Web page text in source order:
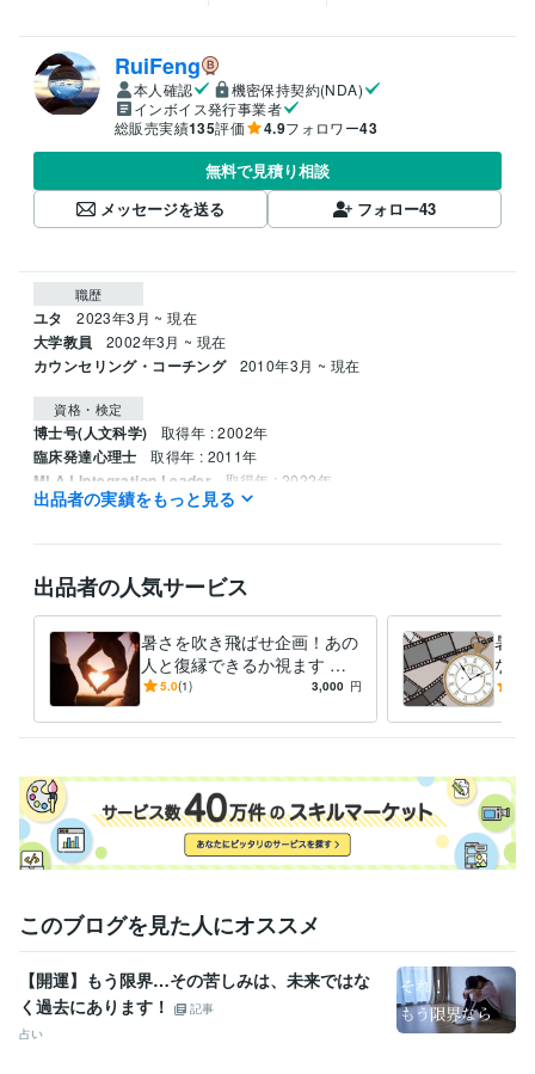
RuiFeng
本人確認
機密保持契約(NDA)
インボイス発行事業者
総販売実績135評価 4.9フォロワー43
無料で見積り相談
メッセージを送る
フォロー43
職歴
ユタ 2023年3月 ~ 現在
大学教員 2002年3月 ~ 現在
カウンセリング・コーチング 2010年3月 ~ 現在
資格・検定
博士号(人文科学) 取得年 : 2002年
臨床発達心理士 取得年 : 2011年
MLAJ Integration Leader 取得年 : 2022年
バザルトストーン®セラピスト 取得年 : 2019年
沖縄宮古島ユタ:2年 臨床発達心理士:14年
バザルトストーン®エステティシャン:6年宅地建物取引主任士:31年
得意分野
霊視・リーディング・チャネリング
スピリチュアル
占い オーラ鑑定
英語 日常会話レベル
出品者の実績をもっと見る
出品者の人気サービス
暑さを吹き飛ばせ企画！あの
人と復縁できるか視ます 神
様の声を聴くシャーマンが復
定付〜
5.0(1) 3,000 円
暑さ
なた
たは
このブログを見た人にオススメ
【開運】もう限界…その苦しみは、未来ではな
く過去にあります！
記事
占い